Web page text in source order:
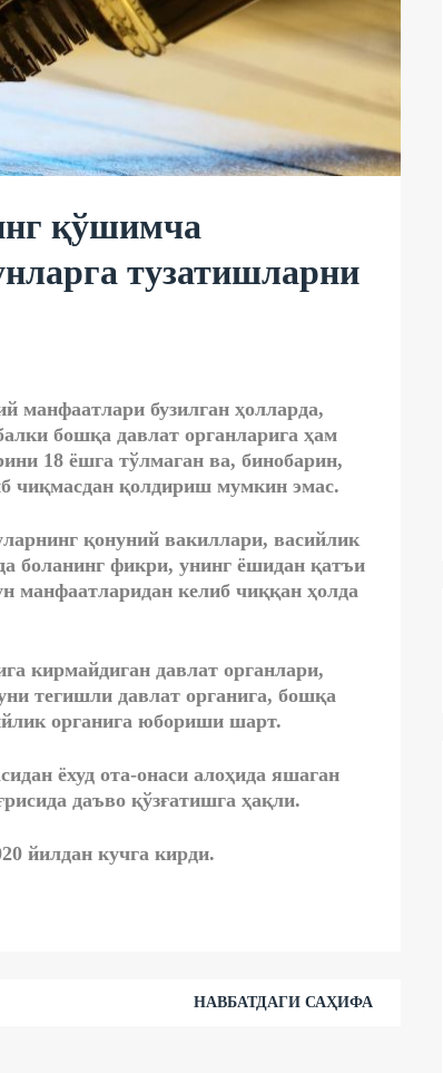
қўшимча
тузатишларни
манфаатлари бузилган ҳолларда,
бошқа давлат органларига ҳам
18 ёшга тўлмаган ва, бинобарин,
чиқмасдан қолдириш мумкин эмас.
қонуний вакиллари, васийлик
боланинг фикри, унинг ёшидан қатъи
манфаатларидан келиб чиққан ҳолда
кирмайдиган давлат органлари,
тегишли давлат органига, бошқа
органига юбориши шарт.
ёхуд ота-онаси алоҳида яшаган
даъво қўзғатишга ҳақли.
йилдан кучга кирди.
НАВБАТДАГИ САҲИФА